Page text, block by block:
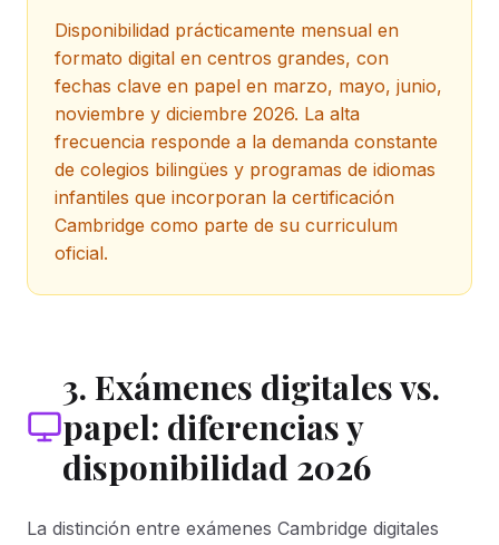
Disponibilidad prácticamente mensual en
formato digital en centros grandes, con
fechas clave en papel en marzo, mayo, junio,
noviembre y diciembre 2026. La alta
frecuencia responde a la demanda constante
de colegios bilingües y programas de idiomas
infantiles que incorporan la certificación
Cambridge como parte de su curriculum
oficial.
3. Exámenes digitales vs.
papel: diferencias y
disponibilidad 2026
La distinción entre exámenes Cambridge digitales